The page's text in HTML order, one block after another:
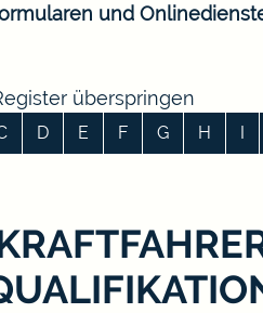
und
überspringen
D E F G H I